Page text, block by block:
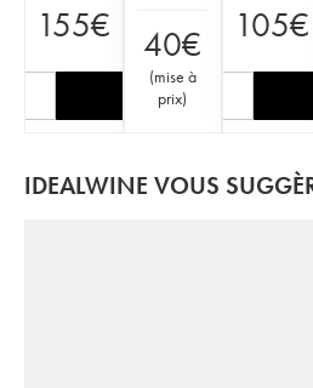
155€ 40€
(mise à
prix)
105€
IDEALWINE VOUS